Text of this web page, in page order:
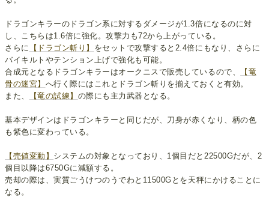
ドラゴンキラーのドラゴン系に対するダメージが1.3倍になるのに対
し、こちらは1.6倍に強化。攻撃力も72から上がっている。
さらに
【ドラゴン斬り】 をセットで攻撃すると2.4倍にもなり、さらに
バイキルトやテンション上げで強化も可能。
合成元となるドラゴンキラーはオークニスで販売しているので、
【竜
骨の迷宮】 へ行く際にはこれとドラゴン斬りを揃えておくと有効。
また、
【竜の試練】 の際にも主力武器となる。
基本デザインはドラゴンキラーと同じだが、刀身が赤くなり、柄の色
も紫色に変わっている。
【売値変動】 システムの対象となっており、1個目だと22500Gだが、2
個目以降は6750Gに減額する。
売却の際は、実質ごうけつのうでわと11500Gとを天秤にかけることに
なる。